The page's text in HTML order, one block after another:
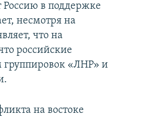
в поддержке
несмотря на
что на
российские
группировок «ЛНР» и
на востоке